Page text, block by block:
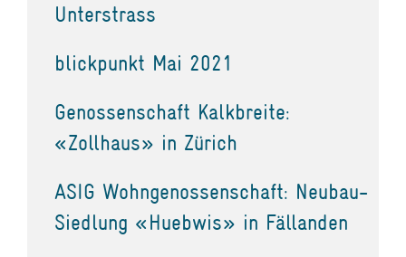
Unterstrass
blickpunkt Mai 2021
Genossenschaft Kalkbreite:
«Zollhaus» in Zürich
ASIG Wohngenossenschaft: Neubau-
Siedlung «Huebwis» in Fällanden